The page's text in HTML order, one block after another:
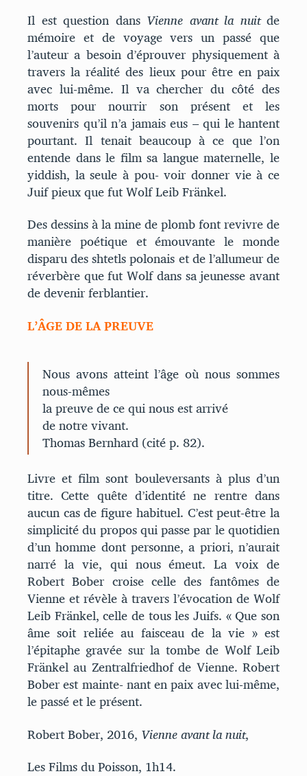
Il est question dans Vienne avant la nuit de
mémoire et de voyage vers un passé que
l’auteur a besoin d’éprouver physiquement à
travers la réalité des lieux pour être en paix
avec lui-même. Il va chercher du côté des
morts pour nourrir son présent et les
souvenirs qu’il n’a jamais eus – qui le hantent
pourtant. Il tenait beaucoup à ce que l’on
entende dans le film sa langue maternelle, le
yiddish, la seule à pou- voir donner vie à ce
Juif pieux que fut Wolf Leib Fränkel.
Des dessins à la mine de plomb font revivre de
manière poétique et émouvante le monde
disparu des shtetls polonais et de l’allumeur de
réverbère que fut Wolf dans sa jeunesse avant
de devenir ferblantier.
L’ÂGE DE LA PREUVE
Nous avons atteint l’âge où nous sommes
nous-mêmes
la preuve de ce qui nous est arrivé
de notre vivant.
Thomas Bernhard (cité p. 82).
Livre et film sont bouleversants à plus d’un
titre. Cette quête d’identité ne rentre dans
aucun cas de figure habituel. C’est peut-être la
simplicité du propos qui passe par le quotidien
d’un homme dont personne, a priori, n’aurait
narré la vie, qui nous émeut. La voix de
Robert Bober croise celle des fantômes de
Vienne et révèle à travers l’évocation de Wolf
Leib Fränkel, celle de tous les Juifs. « Que son
âme soit reliée au faisceau de la vie » est
l’épitaphe gravée sur la tombe de Wolf Leib
Fränkel au Zentralfriedhof de Vienne. Robert
Bober est mainte- nant en paix avec lui-même,
le passé et le présent.
Robert Bober, 2016, Vienne avant la nuit,
Les Films du Poisson, 1h14.